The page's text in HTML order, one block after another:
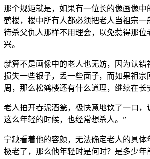
那个规矩就是，如果有一位长的像画像中
鹤楼，楼中所有人都必须把老人当祖宗一
待杀父仇人那样不用理会，以免惹得那位
兴。
就算不是画像中的老人也无妨，因为认错
损失一些银子，丢一些面子，而如果祖宗
周，那么松鹤楼还有什么道理，继续在长
老人拍开春泥酒瓮，极快意地饮了一口，
这么年轻的时候，也经常想杀人。”
宁缺看着他的容颜，无法确定老人的具体
极老了，那么他年轻时是何时？是多少年